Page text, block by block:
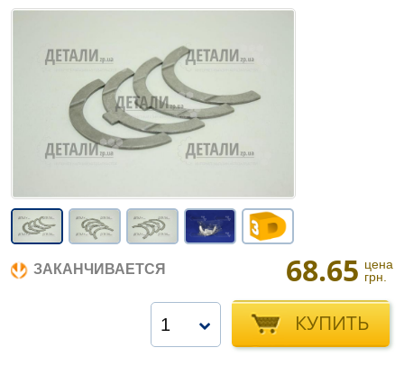
ЗАКАНЧИВАЕТСЯ 68.65 цена
грн.
КУПИТЬ
1